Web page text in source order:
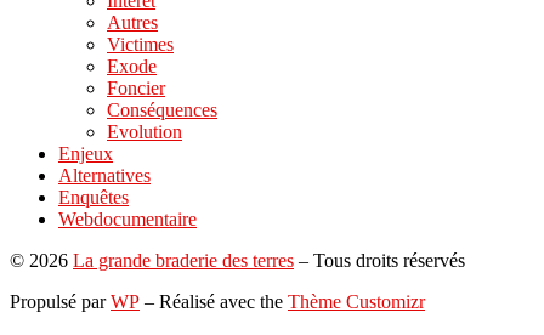
Autres
Victimes
Exode
Foncier
Conséquences
Evolution
Enjeux
Alternatives
Enquêtes
Webdocumentaire
© 2026 La grande braderie des terres – Tous droits réservés
Propulsé parWP – Réalisé avec the Thème Customizr